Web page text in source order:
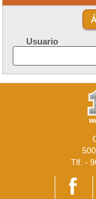
Usuario
Tlf. -